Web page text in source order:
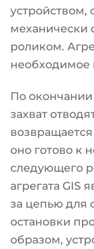
устройством,
механически
роликом.
необходимое
По
захват
оно готово к
следующего
агрегата GIS
за цепью для
остановки
образом,